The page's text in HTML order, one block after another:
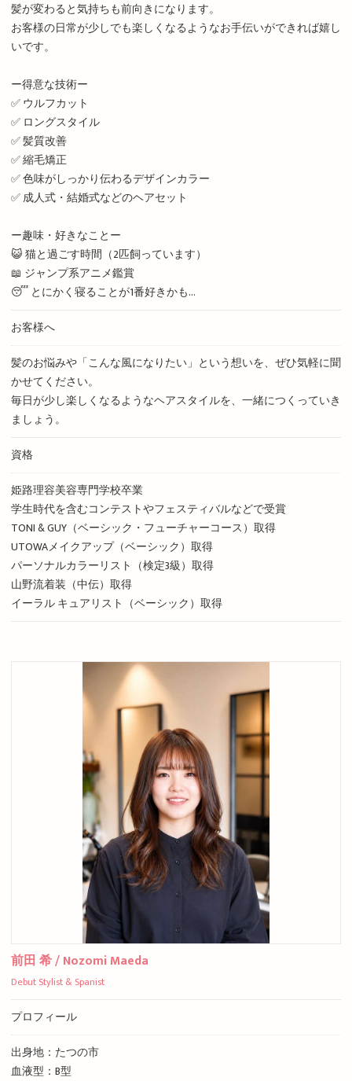
髪が変わると気持ちも前向きになります。
お客様の日常が少しでも楽しくなるようなお手伝いができれば嬉し
いです。
ー得意な技術ー
✅ ウルフカット
✅ ロングスタイル
✅ 髪質改善
✅ 縮毛矯正
✅ 色味がしっかり伝わるデザインカラー
✅ 成人式・結婚式などのヘアセット
ー趣味・好きなことー
😺 猫と過ごす時間（2匹飼っています）
📖 ジャンプ系アニメ鑑賞
😴 とにかく寝ることが1番好きかも…
お客様へ
髪のお悩みや「こんな風になりたい」という想いを、ぜひ気軽に聞
かせてください。
毎日が少し楽しくなるようなヘアスタイルを、一緒につくっていき
ましょう。
資格
姫路理容美容専門学校卒業
学生時代を含むコンテストやフェスティバルなどで受賞
TONI & GUY（ベーシック・フューチャーコース）取得
UTOWAメイクアップ（ベーシック）取得
パーソナルカラーリスト（検定3級）取得
山野流着装（中伝）取得
イーラル キュアリスト（ベーシック）取得
前田 希 / Nozomi Maeda
Debut Stylist & Spanist
プロフィール
出身地：たつの市
血液型：B型